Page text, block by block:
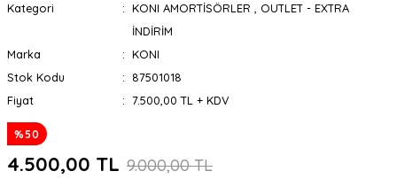
Kategori KONI AMORTİSÖRLER
OUTLET - EXTRA
İNDİRİM
Marka
KONI
Stok Kodu
87501018
Fiyat
7.500,00 TL + KDV
%50
4.500,00 TL 9.000,00 TL